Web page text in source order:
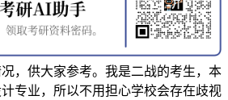
，供大家参考。我是二战的考生，本
专业，所以不用担心学校会存在歧视